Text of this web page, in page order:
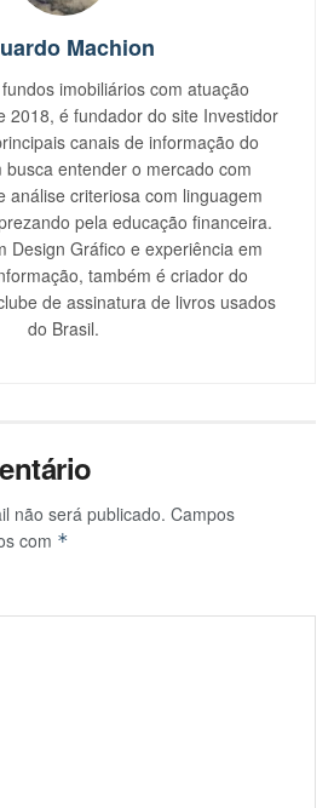
Machion
imobiliários com atuação
2018, é fundador do site Investidor
canais de informação do
entender o mercado com
análise criteriosa com linguagem
pela educação financeira.
Design Gráfico e experiência em
também é criador do
de assinatura de livros usados
do Brasil.
não será publicado. Campos
com *